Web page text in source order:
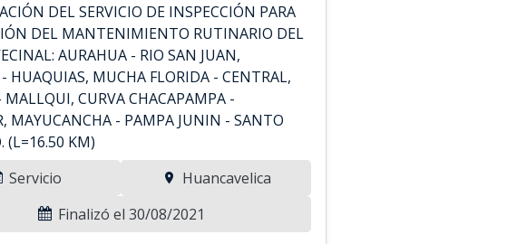
DEL SERVICIO DE INSPECCIÓN PARA
DEL MANTENIMIENTO RUTINARIO DEL
AURAHUA - RIO SAN JUAN,
HUAQUIAS, MUCHA FLORIDA - CENTRAL,
MALLQUI, CURVA CHACAPAMPA -
MAYUCANCHA - PAMPA JUNIN - SANTO
(L=16.50 KM)
Servicio
Huancavelica
Finalizó el 30/08/2021